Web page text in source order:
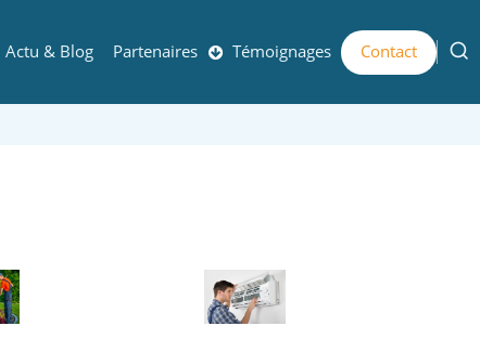
Actu & Blog Partenaires Témoignages Contact